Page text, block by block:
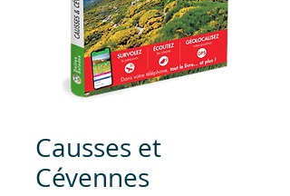
Causses et
Cévennes